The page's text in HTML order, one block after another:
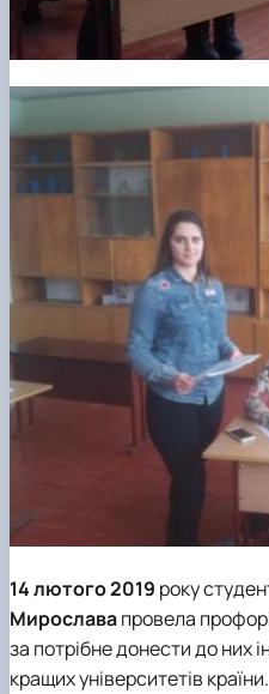
14 лютого 2019 року
Мирославапровела
за потрібне донести до них
кращих університетів країни.